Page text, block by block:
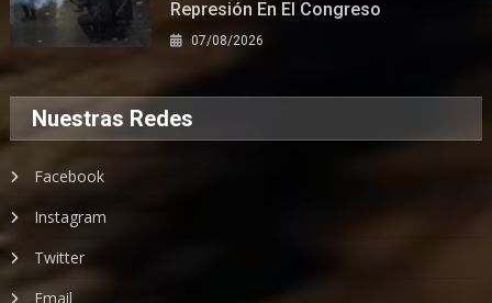
Represión En El Congreso
07/08/2026
Nuestras Redes
Facebook
Instagram
Twitter
Email